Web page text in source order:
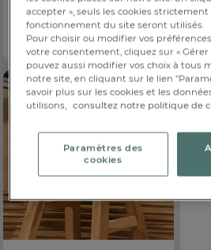
Éveil impérial
DèsCHF. 69.-
Fines bretelles réglables
accepter », seuls les cookies strictement
fonctionnement du site seront utilisés.
Pour choisir ou modifier vos
votre consentement, cliquez sur « Gérer
pouvez aussi modifier vos choix à tous
notre site, en cliquant sur le lien
savoir plus sur les cookies et les
utilisons, consultez notre politique de
Paramètres des
cookies